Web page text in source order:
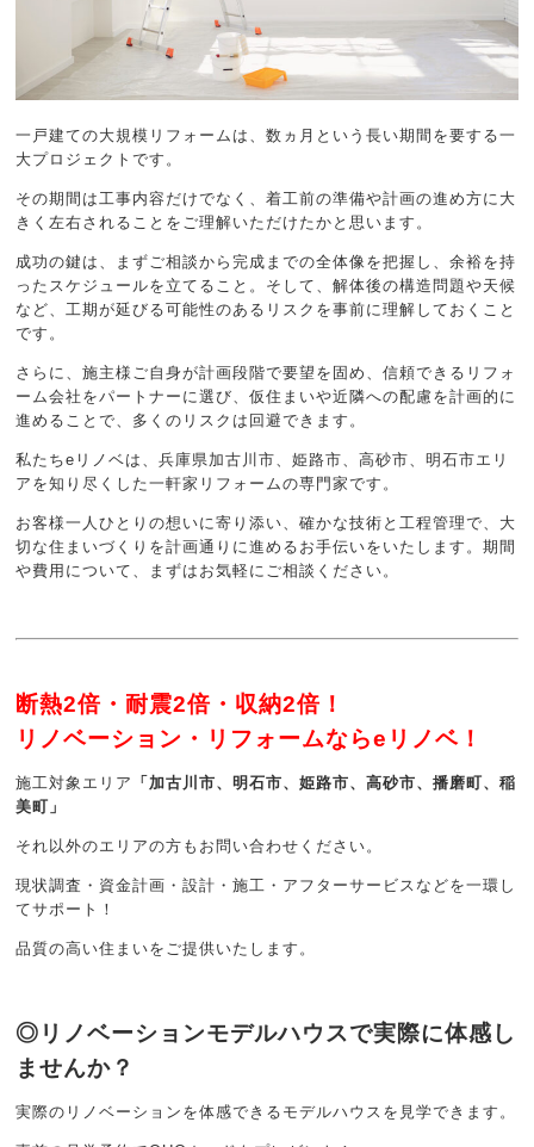
一戸建ての大規模リフォームは、数ヵ月という長い期間を要する一
大プロジェクトです。
その期間は工事内容だけでなく、着工前の準備や計画の進め方に大
きく左右されることをご理解いただけたかと思います。
成功の鍵は、まずご相談から完成までの全体像を把握し、余裕を持
ったスケジュールを立てること。そして、解体後の構造問題や天候
など、工期が延びる可能性のあるリスクを事前に理解しておくこと
です。
さらに、施主様ご自身が計画段階で要望を固め、信頼できるリフォ
ーム会社をパートナーに選び、仮住まいや近隣への配慮を計画的に
進めることで、多くのリスクは回避できます。
私たちeリノベは、兵庫県加古川市、姫路市、高砂市、明石市エリ
アを知り尽くした一軒家リフォームの専門家です。
お客様一人ひとりの想いに寄り添い、確かな技術と工程管理で、大
切な住まいづくりを計画通りに進めるお手伝いをいたします。期間
や費用について、まずはお気軽にご相談ください。
断熱2倍・耐震2倍・収納2倍！
リノベーション・リフォームならeリノベ！
施工対象エリア 「加古川市、明石市、姫路市、高砂市、播磨町、稲
美町」
それ以外のエリアの方もお問い合わせください。
現状調査・資金計画・設計・施工・アフターサービスなどを一環し
てサポート！
品質の高い住まいをご提供いたします。
◎リノベーションモデルハウスで実際に体感し
ませんか？
実際のリノベーションを体感できるモデルハウスを見学できます。